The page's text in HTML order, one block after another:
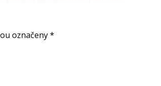
označeny*